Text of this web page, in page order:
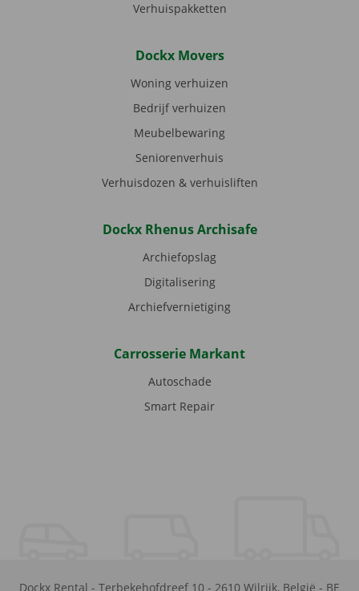
Verhuispakketten
Dockx Movers
Woning verhuizen
Bedrijf verhuizen
Meubelbewaring
Seniorenverhuis
Verhuisdozen & verhuisliften
Dockx Rhenus Archisafe
Archiefopslag
Digitalisering
Archiefvernietiging
Carrosserie Markant
Autoschade
Smart Repair
Dockx Rental - Terbekehofdreef 10 - 2610 Wilrijk, België - BE